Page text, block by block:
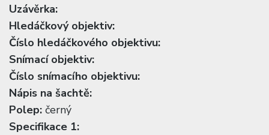
Uzávěrka:
Hledáčkový objektiv:
Číslo hledáčkového objektivu:
Snímací objektiv:
Číslo snímacího objektivu:
Nápis na šachtě:
Polep: černý
Specifikace 1: